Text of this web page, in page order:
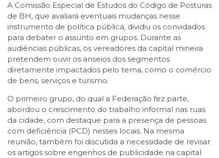
A Comissão Especial de Estudos do Código de Posturas
de BH, que avaliará eventuais mudanças nesse
instrumento de política pública, dividiu os convidados
para debater o assunto em grupos. Durante as
audiências públicas, os vereadores da capital mineira
pretendem ouvir os anseios dos segmentos
diretamente impactados pelo tema, como o comércio
de bens, serviços e turismo.
O primeiro grupo, do qual a Federação fez parte,
abordou o crescimento do trabalho informal nas ruas
da cidade, com destaque para a presença de pessoas
com deficiência (PCD) nesses locais. Na mesma
reunião, também foi discutida a necessidade de revisar
os artigos sobre engenhos de publicidade na capital